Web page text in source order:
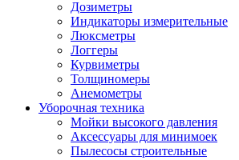
Дозиметры
Индикаторы измерительные
Люксметры
Логгеры
Курвиметры
Толщиномеры
Анемометры
Уборочная техника
Мойки высокого давления
Аксессуары для минимоек
Пылесосы строительные